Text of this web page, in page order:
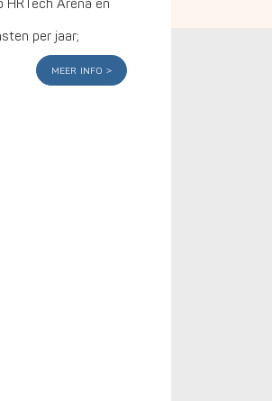
HRTech Arena en
per jaar;
meer info